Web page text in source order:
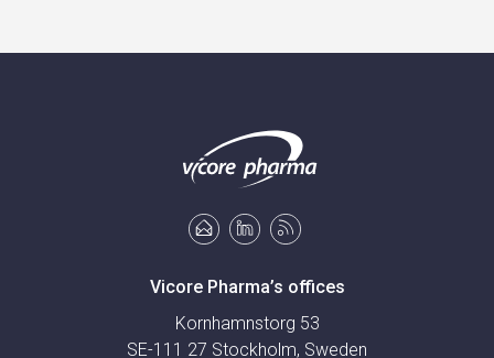
Vicore Pharma’s offices
Kornhamnstorg 53
SE-111 27 Stockholm, Sweden